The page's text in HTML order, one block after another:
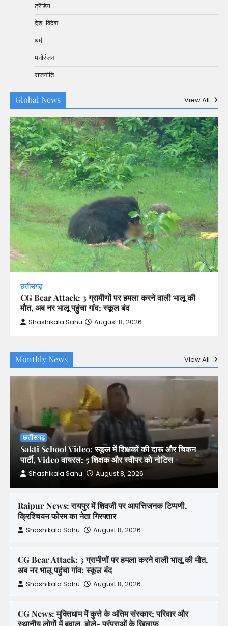
ट्रेंडिंग
देश-विदेश
धर्म
मनोरंजन
राजनीति
Global News View All
छत्तीसगढ़
CG Bear Attack: 3 ग्रामीणों पर हमला करने वाली भालू की
मौत, अब नर भालू पहुंचा गांव; स्कूल बंद
Shashikala Sahu August 8, 2026
Monthly News View All
छत्तीसगढ़
Sakti School Video: स्कूल में शिक्षकों की दारू और चिकन
पार्टी, Video वायरल; 5 शिक्षक और स्वीपर को नोटिस
Shashikala Sahu August 8, 2026
Raipur News: रायपुर में शिवजी पर आपत्तिजनक टिप्पणी,
क्रिश्चियन फोरम का नेता गिरफ्तार
Shashikala Sahu August 8, 2026
CG Bear Attack: 3 ग्रामीणों पर हमला करने वाली भालू की मौत,
अब नर भालू पहुंचा गांव; स्कूल बंद
Shashikala Sahu August 8, 2026
CG News: मुक्तिधाम में कुत्ते के अंतिम संस्कार; परिवार और
स्थानीय लोगों में बवाल, बोले- परंपराओं के खिलाफ